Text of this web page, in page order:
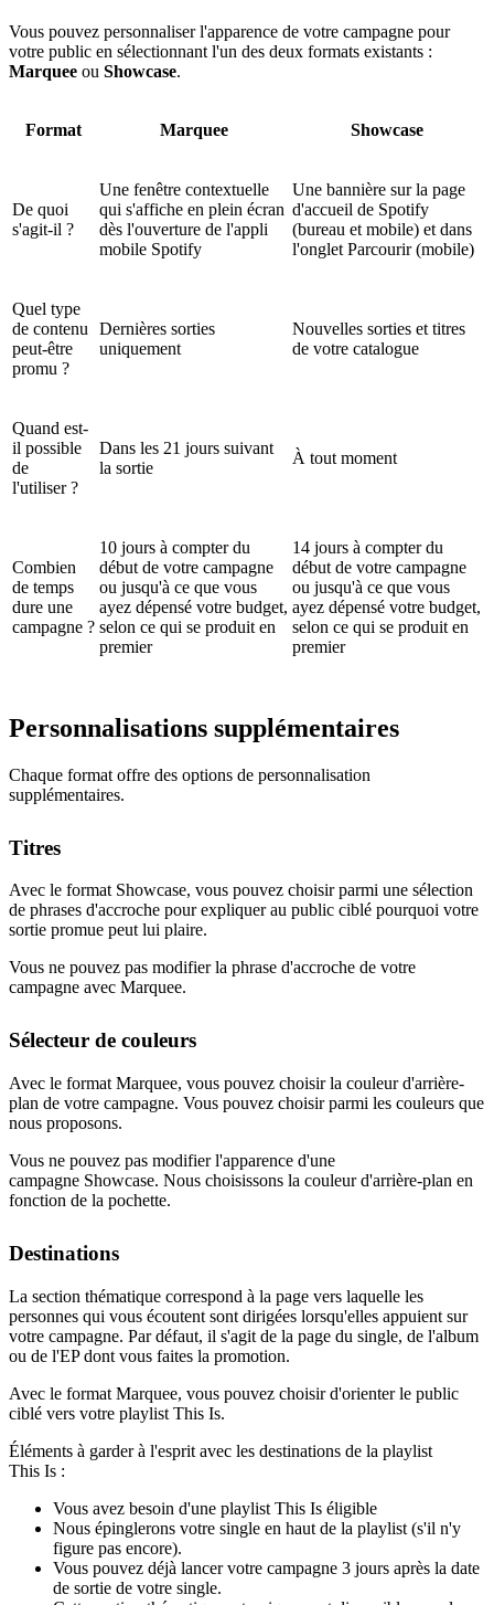
Vous pouvez personnaliser l'apparence de votre campagne pour
votre public en sélectionnant l'un des deux formats existants :
Marquee ou Showcase.
Format Marquee Showcase
De quoi
s'agit-il ?
Une fenêtre contextuelle
qui s'affiche en plein écran
dès l'ouverture de l'appli
mobile Spotify
Une bannière sur la page
d'accueil de Spotify
(bureau et mobile) et dans
l'onglet Parcourir (mobile)
Quel type
de contenu
peut-être
promu ?
Dernières sorties
uniquement
Nouvelles sorties et titres
de votre catalogue
Quand est-
il possible
de
l'utiliser ?
Dans les 21 jours suivant
la sortie
À tout moment
Combien
de temps
dure une
campagne ?
10 jours à compter du
début de votre campagne
ou jusqu'à ce que vous
ayez dépensé votre budget,
selon ce qui se produit en
premier
14 jours à compter du
début de votre campagne
ou jusqu'à ce que vous
ayez dépensé votre budget,
selon ce qui se produit en
premier
Personnalisations supplémentaires
Chaque format offre des options de personnalisation
supplémentaires.
Titres
Avec le format Showcase, vous pouvez choisir parmi une sélection
de phrases d'accroche pour expliquer au public ciblé pourquoi votre
sortie promue peut lui plaire.
Vous ne pouvez pas modifier la phrase d'accroche de votre
campagne avec Marquee.
Sélecteur de couleurs
Avec le format Marquee, vous pouvez choisir la couleur d'arrière-
plan de votre campagne. Vous pouvez choisir parmi les couleurs que
nous proposons.
Vous ne pouvez pas modifier l'apparence d'une
campagne Showcase. Nous choisissons la couleur d'arrière-plan en
fonction de la pochette.
Destinations
La section thématique correspond à la page vers laquelle les
personnes qui vous écoutent sont dirigées lorsqu'elles appuient sur
votre campagne. Par défaut, il s'agit de la page du single, de l'album
ou de l'EP dont vous faites la promotion.
Avec le format Marquee, vous pouvez choisir d'orienter le public
ciblé vers votre playlist This Is.
Éléments à garder à l'esprit avec les destinations de la playlist
This Is :
Vous avez besoin d'une playlist This Is éligible
Nous épinglerons votre single en haut de la playlist (s'il n'y
figure pas encore).
Vous pouvez déjà lancer votre campagne 3 jours après la date
de sortie de votre single.